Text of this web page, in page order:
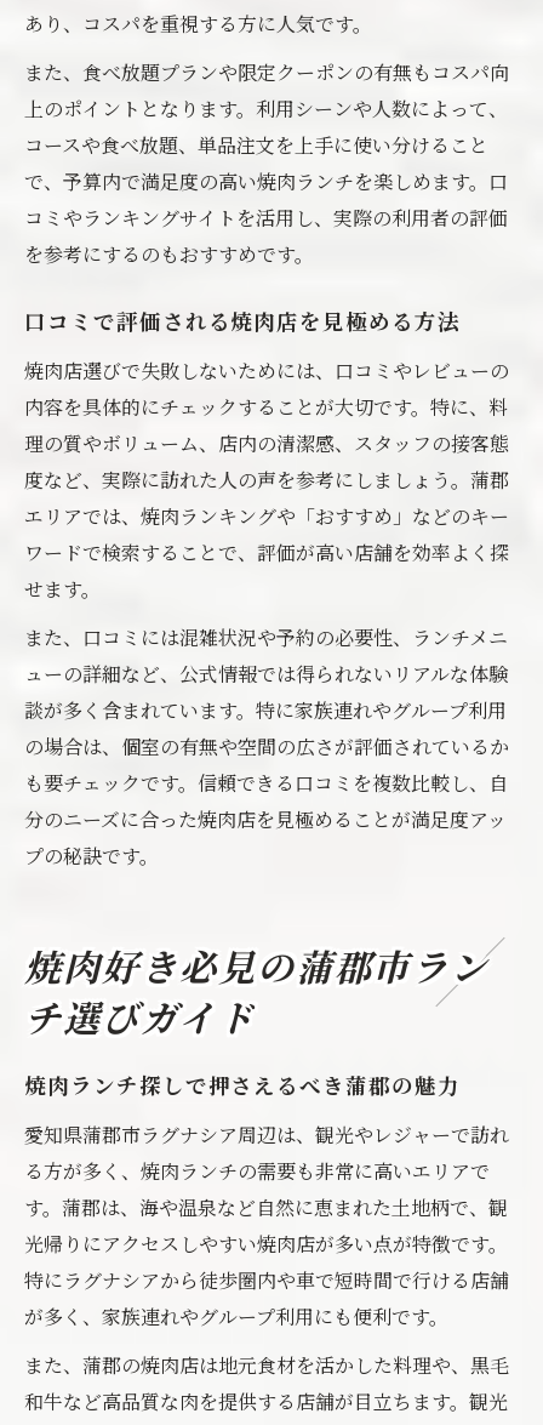
あり、コスパを重視する方に人気です。
また、食べ放題プランや限定クーポンの有無もコスパ向
上のポイントとなります。利用シーンや人数によって、
コースや食べ放題、単品注文を上手に使い分けること
で、予算内で満足度の高い焼肉ランチを楽しめます。口
コミやランキングサイトを活用し、実際の利用者の評価
を参考にするのもおすすめです。
口コミで評価される焼肉店を見極める方法
焼肉店選びで失敗しないためには、口コミやレビューの
内容を具体的にチェックすることが大切です。特に、料
理の質やボリューム、店内の清潔感、スタッフの接客態
度など、実際に訪れた人の声を参考にしましょう。蒲郡
エリアでは、焼肉ランキングや「おすすめ」などのキー
ワードで検索することで、評価が高い店舗を効率よく探
せます。
また、口コミには混雑状況や予約の必要性、ランチメニ
ューの詳細など、公式情報では得られないリアルな体験
談が多く含まれています。特に家族連れやグループ利用
の場合は、個室の有無や空間の広さが評価されているか
も要チェックです。信頼できる口コミを複数比較し、自
分のニーズに合った焼肉店を見極めることが満足度アッ
プの秘訣です。
焼肉好き必見の蒲郡市ラン
チ選びガイド
焼肉ランチ探しで押さえるべき蒲郡の魅力
愛知県蒲郡市ラグナシア周辺は、観光やレジャーで訪れ
る方が多く、焼肉ランチの需要も非常に高いエリアで
す。蒲郡は、海や温泉など自然に恵まれた土地柄で、観
光帰りにアクセスしやすい焼肉店が多い点が特徴です。
特にラグナシアから徒歩圏内や車で短時間で行ける店舗
が多く、家族連れやグループ利用にも便利です。
また、蒲郡の焼肉店は地元食材を活かした料理や、黒毛
和牛など高品質な肉を提供する店舗が目立ちます。観光